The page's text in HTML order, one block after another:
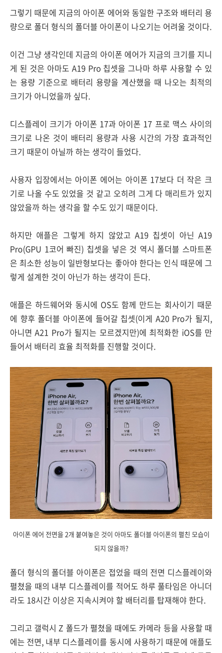
그렇기 때문에 지금의 아이폰 에어와 동일한 구조와 배터리 용
량으로 폴더 형식의 폴더블 아이폰이 나오기는 어려울 것이다.
이건 그냥 생각인데 지금의 아이폰 에어가 지금의 크기를 지니
게 된 것은 아마도 A19 Pro 칩셋을 그나마 하루 사용할 수 있
는 용량 기준으로 배터리 용량을 계산했을 때 나오는 최적의
크기가 아니었을까 싶다.
디스플레이 크기가 아이폰 17과 아이폰 17 프로 맥스 사이의
크기로 나온 것이 배터리 용량과 사용 시간의 가장 효과적인
크기 때문이 아닐까 하는 생각이 들었다.
사용자 입장에서는 아이폰 에어는 아이폰 17보다 더 작은 크
기로 나올 수도 있었을 것 같고 오히려 그게 다 매리트가 있지
않았을까 하는 생각을 할 수도 있기 때문이다.
하지만 애플은 그렇게 하지 않았고 A19 칩셋이 아닌 A19
Pro(GPU 1코어 빠진) 칩셋을 넣은 것 역시 폴더블 스마트폰
은 최소한 성능이 일반형보다는 좋아야 한다는 인식 때문에 그
렇게 설계한 것이 아닌가 하는 생각이 든다.
애플은 하드웨어와 동시에 OS도 함께 만드는 회사이기 때문
에 향후 폴더블 아이폰에 들어갈 칩셋(이게 A20 Pro가 될지,
아니면 A21 Pro가 될지는 모르겠지만)에 최적화한 iOS를 만
들어서 배터리 효율 최적화를 진행할 것이다.
아이폰 에어 전면을 2개 붙여놓은 것이 아마도 폴더블 아이폰의 펼친 모습이
되지 않을까?
폴더 형식의 폴더블 아이폰은 접었을 때의 전면 디스플레이와
펼쳤을 때의 내부 디스플레이를 적어도 하루 풀타임은 아니더
라도 18시간 이상은 지속시켜야 할 배터리를 탑재해야 한다.
그리고 갤럭시 Z 폴드가 펼쳤을 때에도 카메라 등을 사용할 때
에는 전면, 내부 디스플레이를 동시에 사용하기 때문에 애플도